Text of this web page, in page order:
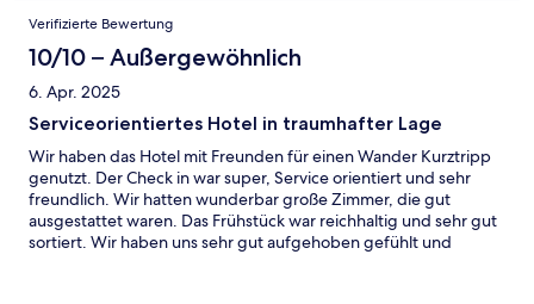
Verifizierte Bewertung
10/10 – Außergewöhnlich
6. Apr. 2025
Serviceorientiertes Hotel in traumhafter Lage
Wir haben das Hotel mit Freunden für einen Wander Kurztripp
genutzt. Der Check in war super, Service orientiert und sehr
freundlich. Wir hatten wunderbar große Zimmer, die gut
ausgestattet waren. Das Frühstück war reichhaltig und sehr gut
sortiert. Wir haben uns sehr gut aufgehoben gefühlt und